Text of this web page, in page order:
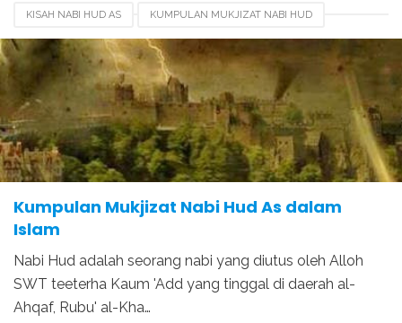
KISAH NABI HUD AS KUMPULAN MUKJIZAT NABI HUD
KUMPULAN MUKJIZAT NABI IBRAHIM
KUMPULAN MUKJIZAT NABI SHALEH
KUMPULAN MUKJIZAT NABI YUNUS MUKJIZAT NABI HUD
MUKJIZAT NABI SULAIMAN
Kumpulan Mukjizat Nabi Hud As dalam
Islam
Nabi Hud adalah seorang nabi yang diutus oleh Alloh
SWT teeterha Kaum 'Add yang tinggal di daerah al-
Ahqaf, Rubu' al-Kha…